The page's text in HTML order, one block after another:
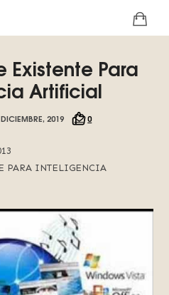
Existente Para
Artificial
2019 0
PARA INTELIGENCIA